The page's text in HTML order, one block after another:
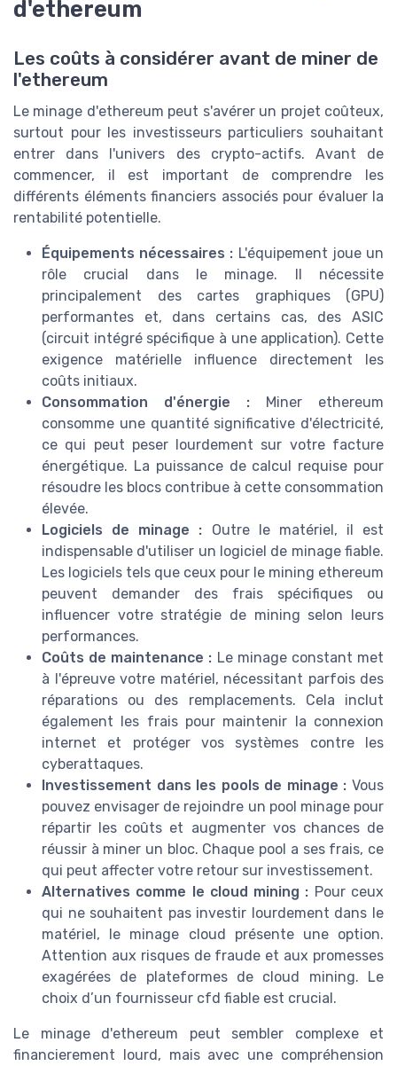
d'ethereum
Les coûts à considérer avant de miner de
l'ethereum
Le minage d'ethereum peut s'avérer un projet coûteux,
surtout pour les investisseurs particuliers souhaitant
entrer dans l'univers des crypto-actifs. Avant de
commencer, il est important de comprendre les
différents éléments financiers associés pour évaluer la
rentabilité potentielle.
Équipements nécessaires : L'équipement joue un
rôle crucial dans le minage. Il nécessite
principalement des cartes graphiques (GPU)
performantes et, dans certains cas, des ASIC
(circuit intégré spécifique à une application). Cette
exigence matérielle influence directement les
coûts initiaux.
Consommation d'énergie : Miner ethereum
consomme une quantité significative d'électricité,
ce qui peut peser lourdement sur votre facture
énergétique. La puissance de calcul requise pour
résoudre les blocs contribue à cette consommation
élevée.
Logiciels de minage : Outre le matériel, il est
indispensable d'utiliser un logiciel de minage fiable.
Les logiciels tels que ceux pour le mining ethereum
peuvent demander des frais spécifiques ou
influencer votre stratégie de mining selon leurs
performances.
Coûts de maintenance : Le minage constant met
à l'épreuve votre matériel, nécessitant parfois des
réparations ou des remplacements. Cela inclut
également les frais pour maintenir la connexion
internet et protéger vos systèmes contre les
cyberattaques.
Investissement dans les pools de minage : Vous
pouvez envisager de rejoindre un pool minage pour
répartir les coûts et augmenter vos chances de
réussir à miner un bloc. Chaque pool a ses frais, ce
qui peut affecter votre retour sur investissement.
Alternatives comme le cloud mining : Pour ceux
qui ne souhaitent pas investir lourdement dans le
matériel, le minage cloud présente une option.
Attention aux risques de fraude et aux promesses
exagérées de plateformes de cloud mining. Le
choix d’un fournisseur cfd fiable est crucial.
Le minage d'ethereum peut sembler complexe et
financierement lourd, mais avec une compréhension